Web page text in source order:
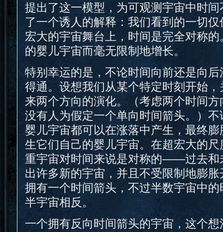
提出了这一模型，为可观测宇宙中时
了一个诱人的解释：我们看到的一切
宏大的宇宙舞台上，时间是完全对称
的婴儿宇宙而毫无限制地增长。
特别幸运的是，不论时间向前还是向
得通。设想我们从某个特定时刻开始
来两个方向的演化。（考虑两个时间
没有人为假定一个单向时间箭头。）
婴儿宇宙都可以在涨落中产生，最终
生它们自己的婴儿宇宙。在超宏大的
重宇宙对时间来说是对称的——过去和
出许多新的宇宙，并且不受限制地膨
拥有一个时间箭头，不过半数宇宙中
半宇宙相反。
一个拥有反向时间箭头的宇宙，这个